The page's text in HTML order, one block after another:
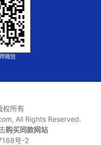
微信
权所有
All Rights Reserved.
购买同款网站
号-2